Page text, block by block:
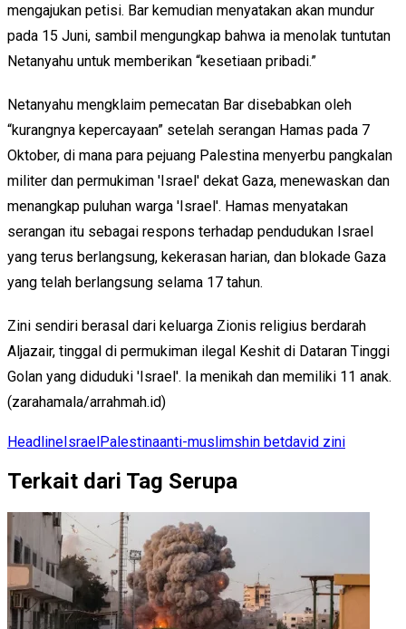
mengajukan petisi. Bar kemudian menyatakan akan mundur
pada 15 Juni, sambil mengungkap bahwa ia menolak tuntutan
Netanyahu untuk memberikan “kesetiaan pribadi.”
Netanyahu mengklaim pemecatan Bar disebabkan oleh
“kurangnya kepercayaan” setelah serangan Hamas pada 7
Oktober, di mana para pejuang Palestina menyerbu pangkalan
militer dan permukiman 'Israel' dekat Gaza, menewaskan dan
menangkap puluhan warga 'Israel'. Hamas menyatakan
serangan itu sebagai respons terhadap pendudukan Israel
yang terus berlangsung, kekerasan harian, dan blokade Gaza
yang telah berlangsung selama 17 tahun.
Zini sendiri berasal dari keluarga Zionis religius berdarah
Aljazair, tinggal di permukiman ilegal Keshit di Dataran Tinggi
Golan yang diduduki 'Israel'. Ia menikah dan memiliki 11 anak.
(zarahamala/arrahmah.id)
HeadlineIsraelPalestinaanti-muslimshin betdavid zini
Terkait dari Tag Serupa